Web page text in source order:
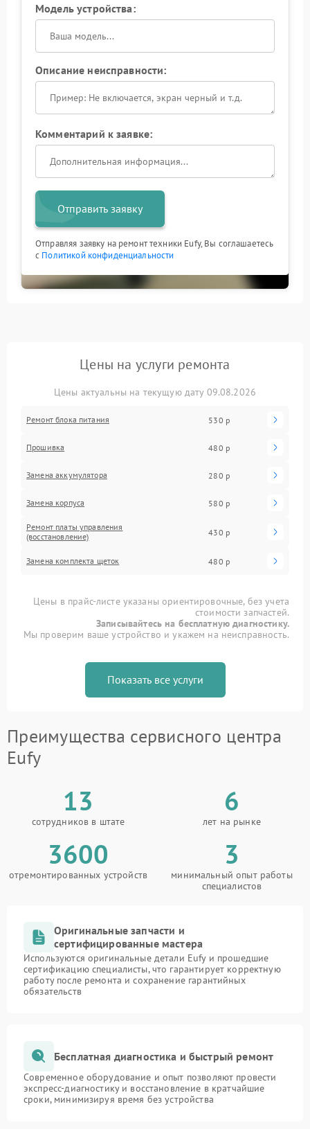
Модель устройства:
Описание неисправности:
Комментарий к заявке:
Отправить заявку
Отправляя заявку на ремонт техники Eufy, Вы соглашаетесь
с Политикой конфиденциальности
Цены на услуги ремонта
Цены актуальны на текущую дату 09.08.2026
Ремонт блока питания 530 р
Прошивка 480 р
Замена аккумулятора 280 р
Замена корпуса 580 р
Ремонт платы управления
(восстановление)
430 р
Замена комплекта щеток 480 р
Цены в прайс-листе указаны ориентировочные, без учета
стоимости запчастей.
Записывайтесь на бесплатную диагностику.
Мы проверим ваше устройство и укажем на неисправность.
Показать все услуги
Преимущества сервисного центра
Eufy
13
сотрудников в штате
6
лет на рынке
3600
отремонтированных устройств
3
минимальный опыт работы
специалистов
Оригинальные запчасти и
сертифицированные мастера
Используются оригинальные детали Eufy и прошедшие
сертификацию специалисты, что гарантирует корректную
работу после ремонта и сохранение гарантийных
обязательств
Бесплатная диагностика и быстрый ремонт
Современное оборудование и опыт позволяют провести
экспресс-диагностику и восстановление в кратчайшие
сроки, минимизируя время без устройства